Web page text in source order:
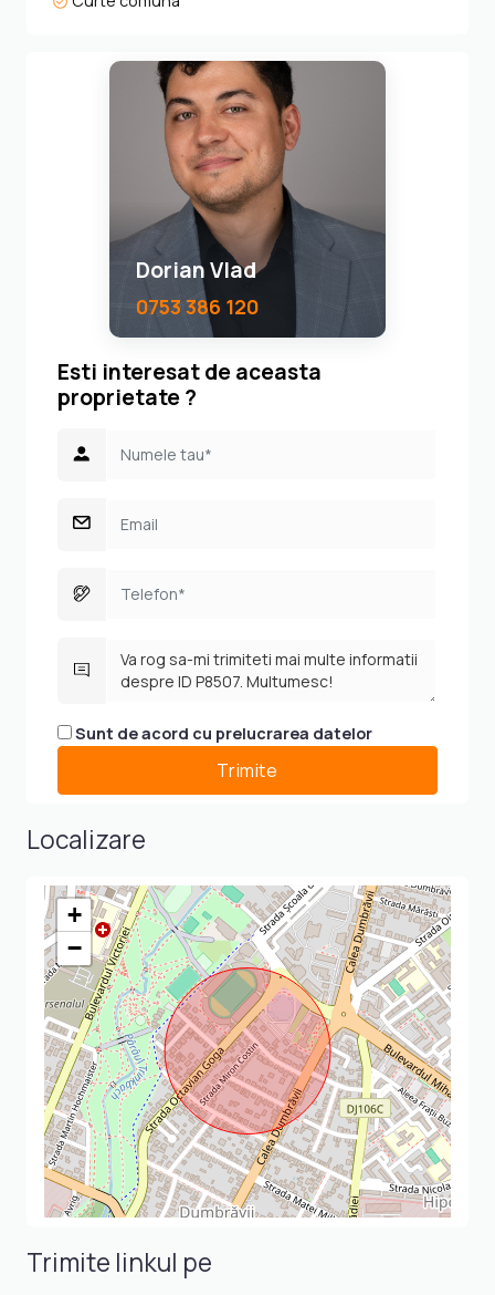
Dorian Vlad
0753 386 120
Esti interesat de aceasta
proprietate ?
Sunt de acord cu prelucrarea datelor
Localizare
+
−
Trimite linkul pe